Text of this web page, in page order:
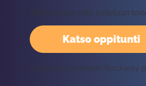
Katso oppitunti
Tällä oppitunnilla soitetaan
Vaatii kirjautumisen Rockway